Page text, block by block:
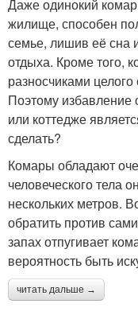
Даже одинокий
жилище, способен
семье, лишив её сна
отдыха. Кроме того,
разносчиками
Поэтому
или коттедже
сделать?
Комары обладают
человеческого тела
нескольких метров.
обратить против
запах отпугивает
вероятность быть
читать дальше →